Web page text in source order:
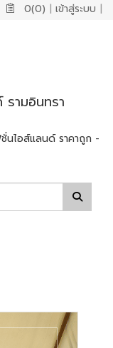
0(0) | เข้าสู่ระบบ |
รามอินทรา
นไอส์แลนด์ ราคาถูก -